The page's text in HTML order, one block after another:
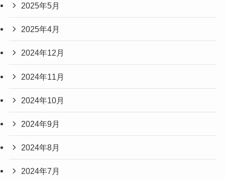
2025年5月
2025年4月
2024年12月
2024年11月
2024年10月
2024年9月
2024年8月
2024年7月